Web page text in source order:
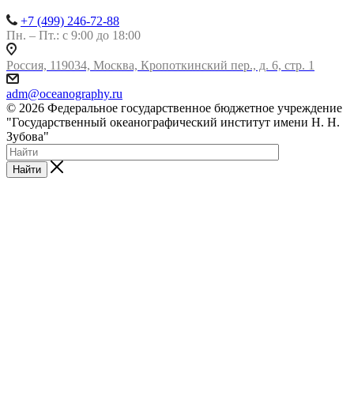
+7 (499) 246-72-88
Пн. – Пт.: с 9:00 до 18:00
Россия, 119034, Москва, Кропоткинский пер., д. 6, стр. 1
adm@oceanography.ru
© 2026 Федеральное государственное бюджетное учреждение
"Государственный океанографический институт имени Н. Н.
Зубова"
Найти